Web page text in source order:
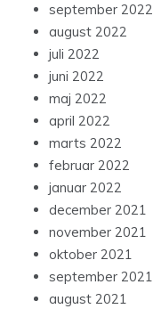
september 2022
august 2022
juli 2022
juni 2022
maj 2022
april 2022
marts 2022
februar 2022
januar 2022
december 2021
november 2021
oktober 2021
september 2021
august 2021